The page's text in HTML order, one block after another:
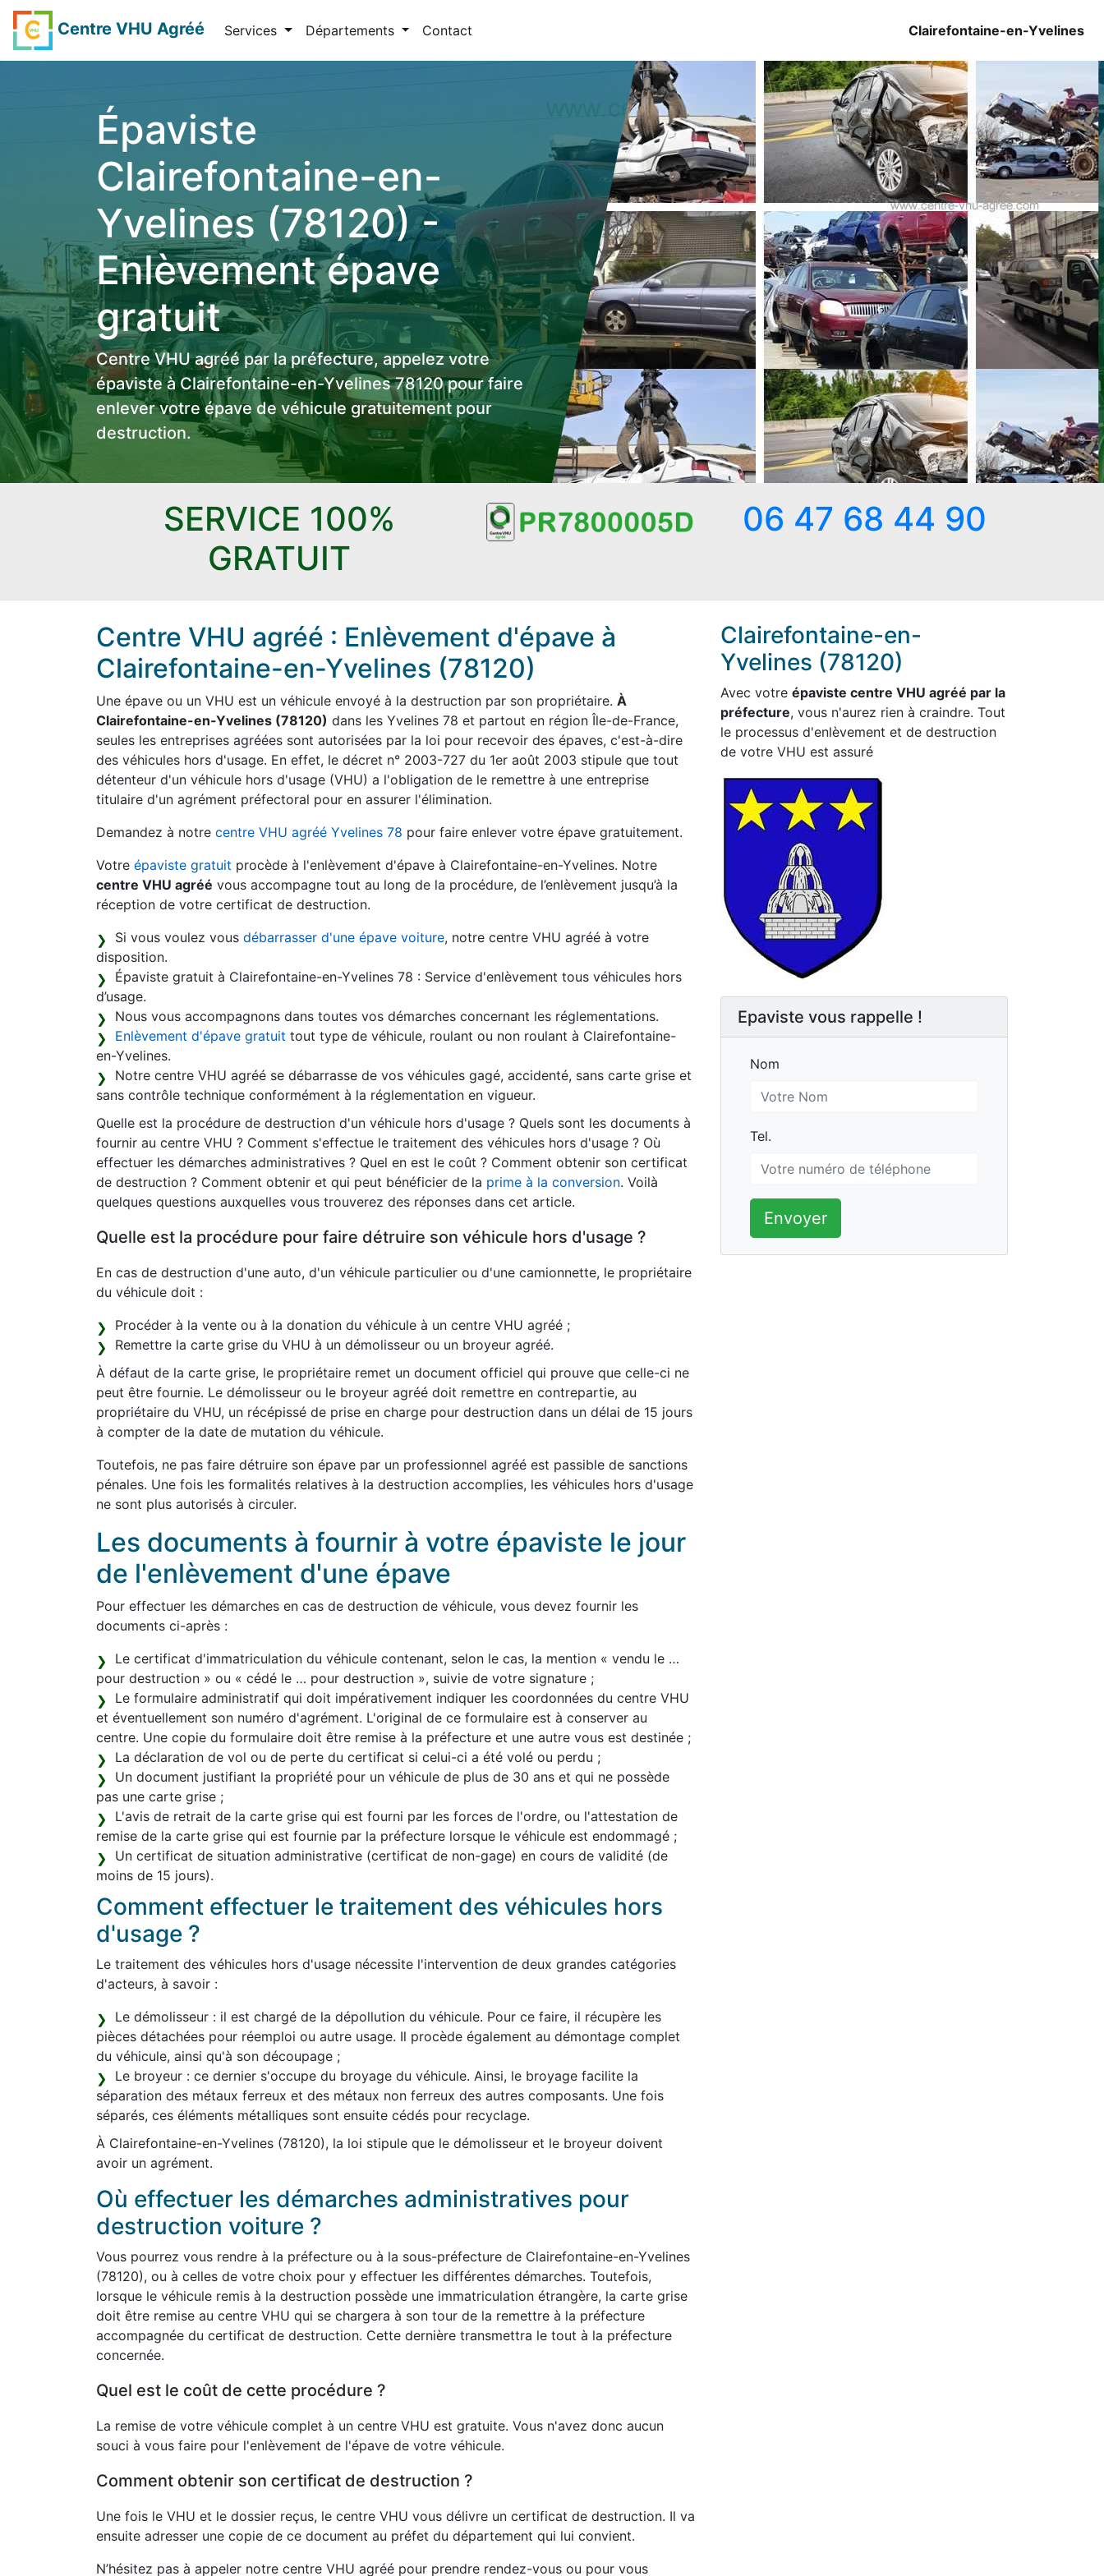
Centre VHU Agréé Services Départements Contact Clairefontaine-en-Yvelines
Épaviste
Clairefontaine-en-
Yvelines (78120) -
Enlèvement épave
gratuit
Centre VHU agréé par la préfecture, appelez votre
épaviste à Clairefontaine-en-Yvelines 78120 pour faire
enlever votre épave de véhicule gratuitement pour
destruction.
SERVICE 100%
GRATUIT
06 47 68 44 90
Centre VHU agréé : Enlèvement d'épave à
Clairefontaine-en-Yvelines (78120)
Une épave ou un VHU est un véhicule envoyé à la destruction par son propriétaire. À
Clairefontaine-en-Yvelines (78120) dans les Yvelines 78 et partout en région Île-de-France,
seules les entreprises agréées sont autorisées par la loi pour recevoir des épaves, c'est-à-dire
des véhicules hors d'usage. En effet, le décret n° 2003-727 du 1er août 2003 stipule que tout
détenteur d'un véhicule hors d'usage (VHU) a l'obligation de le remettre à une entreprise
titulaire d'un agrément préfectoral pour en assurer l'élimination.
Demandez à notre centre VHU agréé Yvelines 78 pour faire enlever votre épave gratuitement.
Votre épaviste gratuit procède à l'enlèvement d'épave à Clairefontaine-en-Yvelines. Notre
centre VHU agréé vous accompagne tout au long de la procédure, de l’enlèvement jusqu’à la
réception de votre certificat de destruction.
Si vous voulez vous débarrasser d'une épave voiture, notre centre VHU agréé à votre
disposition.
Épaviste gratuit à Clairefontaine-en-Yvelines 78 : Service d'enlèvement tous véhicules hors
d’usage.
Nous vous accompagnons dans toutes vos démarches concernant les réglementations.
Enlèvement d'épave gratuit tout type de véhicule, roulant ou non roulant à Clairefontaine-
en-Yvelines.
Notre centre VHU agréé se débarrasse de vos véhicules gagé, accidenté, sans carte grise et
sans contrôle technique conformément à la réglementation en vigueur.
Quelle est la procédure de destruction d'un véhicule hors d'usage ? Quels sont les documents à
fournir au centre VHU ? Comment s'effectue le traitement des véhicules hors d'usage ? Où
effectuer les démarches administratives ? Quel en est le coût ? Comment obtenir son certificat
de destruction ? Comment obtenir et qui peut bénéficier de la prime à la conversion. Voilà
quelques questions auxquelles vous trouverez des réponses dans cet article.
Quelle est la procédure pour faire détruire son véhicule hors d'usage ?
En cas de destruction d'une auto, d'un véhicule particulier ou d'une camionnette, le propriétaire
du véhicule doit :
Procéder à la vente ou à la donation du véhicule à un centre VHU agréé ;
Remettre la carte grise du VHU à un démolisseur ou un broyeur agréé.
À défaut de la carte grise, le propriétaire remet un document officiel qui prouve que celle-ci ne
peut être fournie. Le démolisseur ou le broyeur agréé doit remettre en contrepartie, au
propriétaire du VHU, un récépissé de prise en charge pour destruction dans un délai de 15 jours
à compter de la date de mutation du véhicule.
Toutefois, ne pas faire détruire son épave par un professionnel agréé est passible de sanctions
pénales. Une fois les formalités relatives à la destruction accomplies, les véhicules hors d'usage
ne sont plus autorisés à circuler.
Les documents à fournir à votre épaviste le jour
de l'enlèvement d'une épave
Pour effectuer les démarches en cas de destruction de véhicule, vous devez fournir les
documents ci-après :
Le certificat d'immatriculation du véhicule contenant, selon le cas, la mention « vendu le …
pour destruction » ou « cédé le … pour destruction », suivie de votre signature ;
Le formulaire administratif qui doit impérativement indiquer les coordonnées du centre VHU
et éventuellement son numéro d'agrément. L'original de ce formulaire est à conserver au
centre. Une copie du formulaire doit être remise à la préfecture et une autre vous est destinée ;
La déclaration de vol ou de perte du certificat si celui-ci a été volé ou perdu ;
Un document justifiant la propriété pour un véhicule de plus de 30 ans et qui ne possède
pas une carte grise ;
L'avis de retrait de la carte grise qui est fourni par les forces de l'ordre, ou l'attestation de
remise de la carte grise qui est fournie par la préfecture lorsque le véhicule est endommagé ;
Un certificat de situation administrative (certificat de non-gage) en cours de validité (de
moins de 15 jours).
Comment effectuer le traitement des véhicules hors
d'usage ?
Le traitement des véhicules hors d'usage nécessite l'intervention de deux grandes catégories
d'acteurs, à savoir :
Le démolisseur : il est chargé de la dépollution du véhicule. Pour ce faire, il récupère les
pièces détachées pour réemploi ou autre usage. Il procède également au démontage complet
du véhicule, ainsi qu'à son découpage ;
Le broyeur : ce dernier s'occupe du broyage du véhicule. Ainsi, le broyage facilite la
séparation des métaux ferreux et des métaux non ferreux des autres composants. Une fois
séparés, ces éléments métalliques sont ensuite cédés pour recyclage.
À Clairefontaine-en-Yvelines (78120), la loi stipule que le démolisseur et le broyeur doivent
avoir un agrément.
Où effectuer les démarches administratives pour
destruction voiture ?
Vous pourrez vous rendre à la préfecture ou à la sous-préfecture de Clairefontaine-en-Yvelines
(78120), ou à celles de votre choix pour y effectuer les différentes démarches. Toutefois,
lorsque le véhicule remis à la destruction possède une immatriculation étrangère, la carte grise
doit être remise au centre VHU qui se chargera à son tour de la remettre à la préfecture
accompagnée du certificat de destruction. Cette dernière transmettra le tout à la préfecture
concernée.
Quel est le coût de cette procédure ?
La remise de votre véhicule complet à un centre VHU est gratuite. Vous n'avez donc aucun
souci à vous faire pour l'enlèvement de l'épave de votre véhicule.
Comment obtenir son certificat de destruction ?
Une fois le VHU et le dossier reçus, le centre VHU vous délivre un certificat de destruction. Il va
ensuite adresser une copie de ce document au préfet du département qui lui convient.
N’hésitez pas à appeler notre centre VHU agréé pour prendre rendez-vous ou pour vous
Clairefontaine-en-
Yvelines (78120)
Avec votre épaviste centre VHU agréé par la
préfecture, vous n'aurez rien à craindre. Tout
le processus d'enlèvement et de destruction
de votre VHU est assuré
Epaviste vous rappelle !
Nom
Nom
Tel.
Tel.
Envoyer